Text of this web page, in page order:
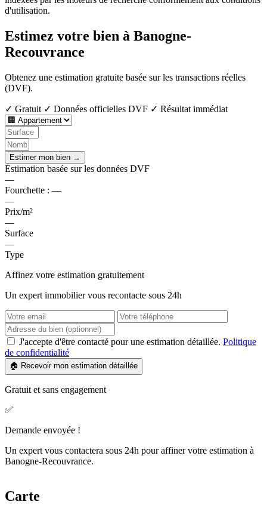
d'utilisation.
Estimez votre bien à Banogne-
Recouvrance
Obtenez une estimation gratuite basée sur les transactions réelles
(DVF).
✓ Gratuit ✓ Données officielles DVF ✓ Résultat immédiat
Estimer mon bien →
Estimation basée sur les données DVF
—
Fourchette : —
—
Prix/m²
—
Surface
—
Type
Affinez votre estimation gratuitement
Un expert immobilier vous recontacte sous 24h
J'accepte d'être contacté pour une estimation détaillée. Politique
de confidentialité
🏠 Recevoir mon estimation détaillée
Gratuit et sans engagement
✅
Demande envoyée !
Un expert vous contactera sous 24h pour affiner votre estimation à
Banogne-Recouvrance.
Carte